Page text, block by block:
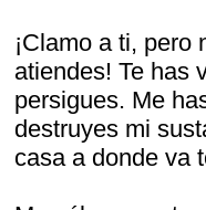
¡Clamo a ti, pero
atiendes! Te has
persigues. Me
destruyes mi
casa a donde va